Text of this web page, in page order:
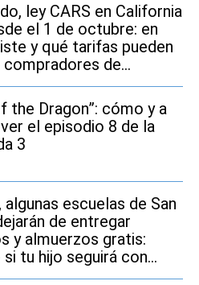
ley CARS en California
el 1 de octubre: en
y qué tarifas pueden
compradores de
usados
the Dragon”: cómo y a
el episodio 8 de la
3
escuelas de San
de entregar
y almuerzos gratis:
tu hijo seguirá con
durante el ciclo